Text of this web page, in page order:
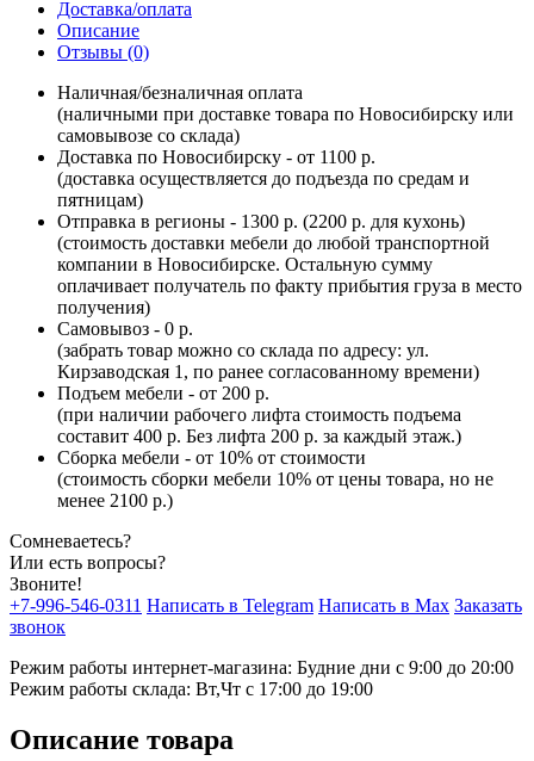
Доставка/оплата
Описание
Отзывы (0)
Наличная/безналичная оплата
(наличными при доставке товара по Новосибирску или
самовывозе со склада)
Доставка по Новосибирску - от 1100 р.
(доставка осуществляется до подъезда по средам и
пятницам)
Отправка в регионы - 1300 р. (2200 р. для кухонь)
(стоимость доставки мебели до любой транспортной
компании в Новосибирске. Остальную сумму
оплачивает получатель по факту прибытия груза в место
получения)
Самовывоз - 0 р.
(забрать товар можно со склада по адресу: ул.
Кирзаводская 1, по ранее согласованному времени)
Подъем мебели - от 200 р.
(при наличии рабочего лифта стоимость подъема
составит 400 р. Без лифта 200 р. за каждый этаж.)
Сборка мебели - от 10% от стоимости
(стоимость сборки мебели 10% от цены товара, но не
менее 2100 р.)
Сомневаетесь?
Или есть вопросы?
Звоните!
+7-996-546-0311 Написать в Telegram Написать в Max Заказать
звонок
Режим работы интернет-магазина: Будние дни с 9:00 до 20:00
Режим работы склада: Вт,Чт с 17:00 до 19:00
Описание товара